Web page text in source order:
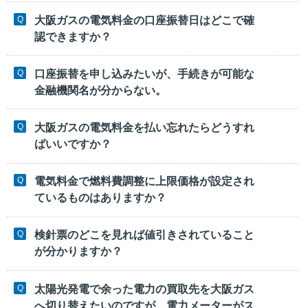
大阪ガスの電気料金の口座振替日はどこで確
認できますか？
口座振替を申し込みたいが、手続きが可能な
金融機関名が分からない。
大阪ガスの電気料金を払い忘れたらどうすれ
ばいいですか？
電気料金で燃料費調整に上限価格が設定され
ているものはありますか？
検針票のどこを見れば値引きされていること
が分かりますか？
太陽光発電で余った電力の買取先を大阪ガス
へ切り替えたいのですが、電力メーターがス